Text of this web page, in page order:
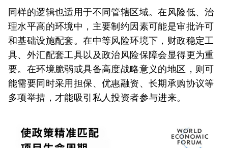
同样的逻辑也适用于不同管辖区域。在风险低、治
理水平高的环境中，主要制约因素可能是审批许可
和基础设施配套。在中等风险环境下，财政稳定工
具、外汇配套工具以及政治风险保障会显得更为重
要。在环境脆弱或具备高度战略意义的地区，则可
能需要同时采用担保、优惠融资、长期承购协议等
多项举措，才能吸引私人投资者参与进来。